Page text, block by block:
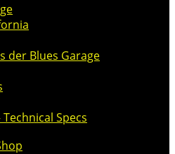
der Blues Garage
Specs